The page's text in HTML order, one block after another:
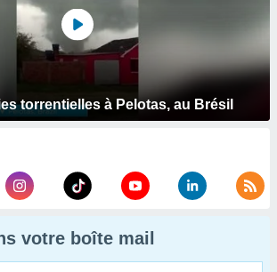
torrentielles à Pelotas, au Brésil
votre boîte mail